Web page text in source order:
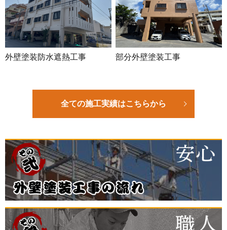
外壁塗装防水遮熱工事 部分外壁塗装工事
全ての施工実績はこちらから